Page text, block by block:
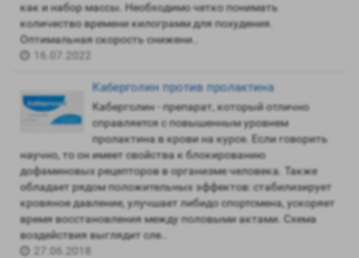
как и набор массы. Необходимо четко понимать
количество времени килограмм для похудения.
Оптимальная скорость снижени..
16.07.2022
Каберголин против пролактина
Каберголин - препарат, который отлично
справляется с повышенным уровнем
пролактина в крови на курсе. Если говорить
научно, то он имеет свойства к блокированию
дофаминовых рецепторов в организме человека. Также
обладает рядом положительных эффектов: стабилизирует
кровяное давление, улучшает либидо спортсмена, ускоряет
время восстановления между половыми актами. Схема
воздействия выглядит сле..
27.06.2018